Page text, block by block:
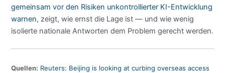
gemeinsam vor den Risiken unkontrollierter KI-Entwicklung
warnen, zeigt, wie ernst die Lage ist — und wie wenig
isolierte nationale Antworten dem Problem gerecht werden.
Quellen: Reuters: Beijing is looking at curbing overseas access